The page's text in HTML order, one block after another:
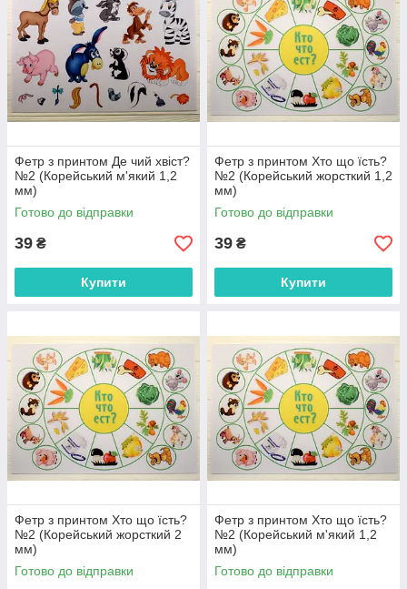
Фетр з принтом Де чий хвіст?
№2 (Корейський м'який 1,2
мм)
Готово до відправки
39 ₴
Купити
Фетр з принтом Хто що їсть?
№2 (Корейський жорсткий 1,2
мм)
Готово до відправки
39 ₴
Купити
Фетр з принтом Хто що їсть?
№2 (Корейський жорсткий 2
мм)
Готово до відправки
Фетр з принтом Хто що їсть?
№2 (Корейський м'який 1,2
мм)
Готово до відправки